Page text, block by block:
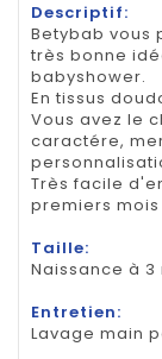
Descriptif:
Betybab vous
très bonne
babyshower.
En tissus
Vous avez le
caractére,
Très facile
premiers
Taille:
Naissance à 3
Entretien:
Lavage main